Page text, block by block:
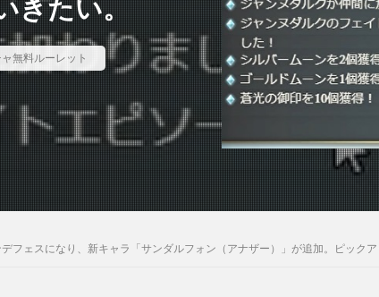
きたい。
無料ルーレット
ェスになり、新キャラ「サンダルフォン（アナザー）」が追加。ピック